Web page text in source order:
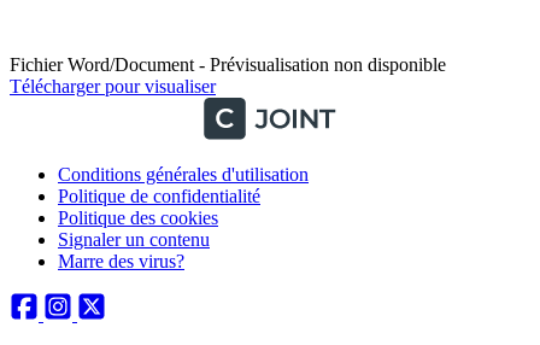
Fichier Word/Document - Prévisualisation non disponible
Télécharger pour visualiser
Conditions générales d'utilisation
Politique de confidentialité
Politique des cookies
Signaler un contenu
Marre des virus?